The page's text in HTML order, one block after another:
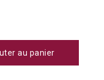
au panier